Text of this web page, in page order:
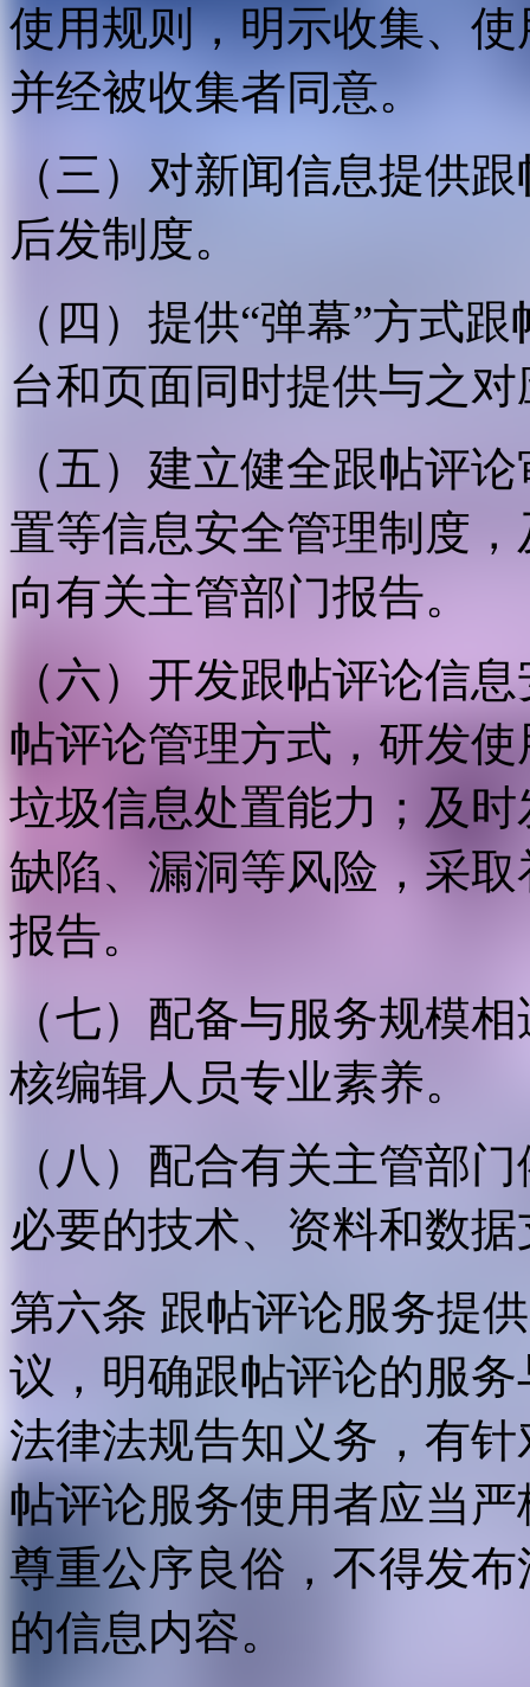
使用规则，明示收集、
并经被收集者同意。
（三）对新闻信息提供
后发制度。
（四）提供“弹幕”方式
台和页面同时提供与之
（五）建立健全跟帖评
置等信息安全管理制度
向有关主管部门报告。
（六）开发跟帖评论信
帖评论管理方式，研发
垃圾信息处置能力；及
缺陷、漏洞等风险，采
报告。
（七）配备与服务规模
核编辑人员专业素养。
（八）配合有关主管部
必要的技术、资料和数
第六条 跟帖评论服务提
议，明确跟帖评论的服
法律法规告知义务，有
帖评论服务使用者应当
尊重公序良俗，不得发
的信息内容。